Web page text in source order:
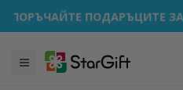
РАЗПРОДАЖБА 🌴 ДО -